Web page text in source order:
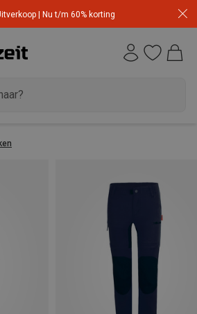
| Nu t/m 60% korting